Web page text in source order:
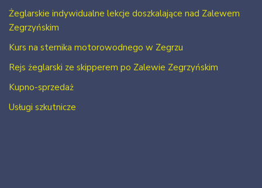
Żeglarskie indywidualne lekcje doszkalające nad Zalewem
Zegrzyńskim
Kurs na sternika motorowodnego w Zegrzu
Rejs żeglarski ze skipperem po Zalewie Zegrzyńskim
Kupno-sprzedaż
Usługi szkutnicze